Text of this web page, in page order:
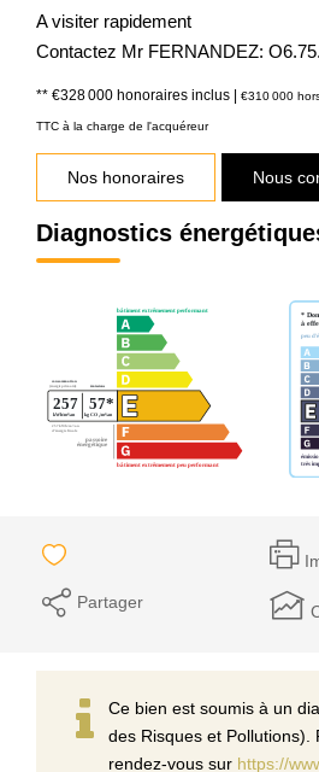
A visiter rapidement
Contactez Mr FERNANDEZ:
** €328 000 honoraires inclus | €310 000
TTC à la charge de l'acquéreur
Nos honoraires Nous
Diagnostics
Partager
Ce bien est soumis à un
des Risques et Pollutions).
rendez-vous sur https://